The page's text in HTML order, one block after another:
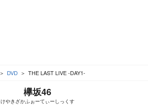
DVD THE LAST LIVE -DAY1-
欅坂46
けやきざかふぉーてぃーしっくす